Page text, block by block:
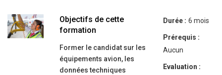
Objectifs de cette
formation
Former le candidat sur les
équipements avion, les
données techniques
Durée : 6 mois
Prérequis :
Aucun
Evaluation :